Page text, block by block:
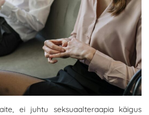
ei juhtu seksuaalteraapia käigus